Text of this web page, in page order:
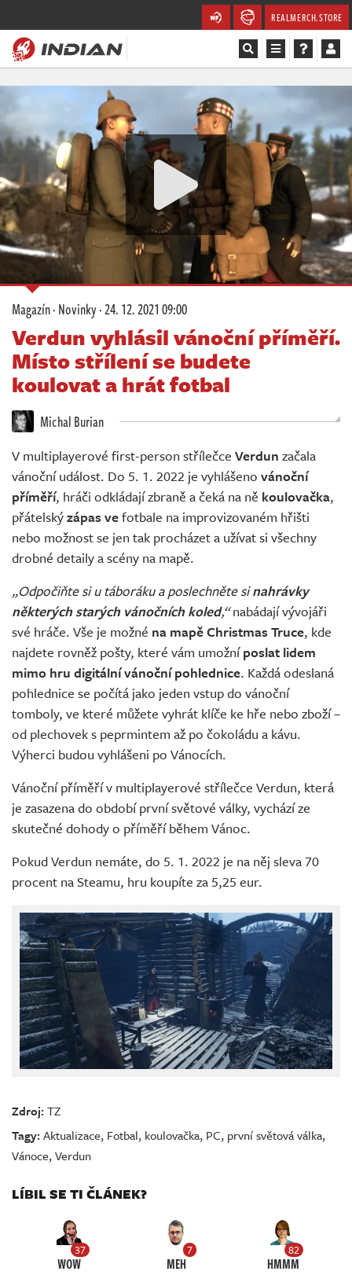
REALMERCH.STORE
Recenze
Videa
Soutěže
Databáze
Komunita
Redakce
Živě
Magazín·Novinky·24. 12. 2021 09:00
Verdun vyhlásil vánoční příměří.
Místo střílení se budete
koulovat a hrát fotbal
Michal Burian
V multiplayerové first-person střílečce Verdun začala
vánoční událost. Do 5. 1. 2022 je vyhlášeno vánoční
příměří, hráči odkládají zbraně a čeká na ně koulovačka,
přátelskýzápas vefotbale na improvizovaném hřišti
nebo možnost se jen tak procházet a užívat si všechny
drobné detaily a scény na mapě.
„Odpočiňte si u táboráku a poslechněte sinahrávky
některých starých vánočních koled,“nabádají vývojáři
své hráče. Vše je možné na mapě Christmas Truce, kde
najdete rovněž pošty, které vám umožníposlat lidem
mimo hru digitální vánoční pohlednice. Každá odeslaná
pohlednice se počítá jako jeden vstup do vánoční
tomboly, ve které můžete vyhrát klíče ke hře nebo zboží –
od plechovek s peprmintem až po čokoládu a kávu.
Výherci budou vyhlášeni po Vánocích.
Vánoční příměří v multiplayerové střílečce Verdun, která
je zasazena do období první světové války, vychází ze
skutečné dohody o příměří během Vánoc.
Pokud Verdun nemáte, do 5. 1. 2022 je na něj sleva 70
procent na Steamu, hru koupíte za 5,25 eur.
Zdroj:TZ
Tagy:Aktualizace, Fotbal, koulovačka, PC, první světová válka,
Vánoce,Verdun
LÍBIL SE TI ČLÁNEK?
37
WOW
7
MEH
82
HMMM